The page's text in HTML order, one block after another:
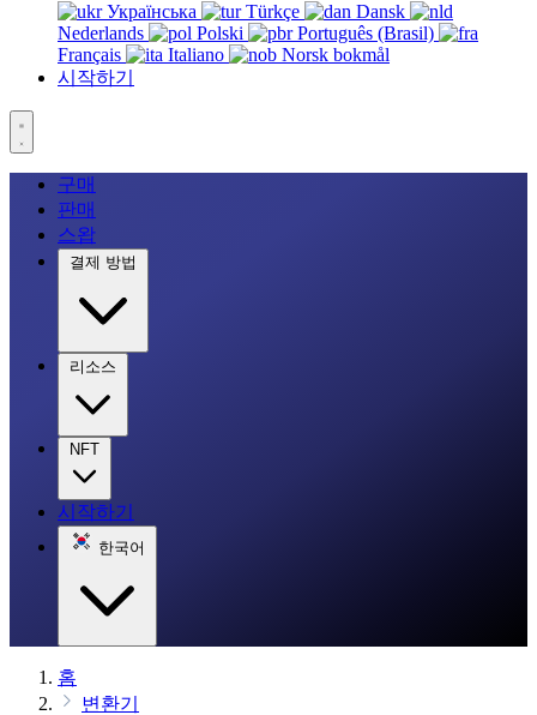
Українська
Türkçe
Dansk
Nederlands
Polski
Português (Brasil)
Français
Italiano
Norsk bokmål
시작하기
구매
판매
스왑
결제 방법
리소스
NFT
시작하기
한국어
홈
변환기